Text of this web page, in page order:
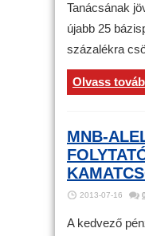
Tanácsának
újabb 25
százalékra
Olvass
MNB-
2013-07-16 0
A kedvező